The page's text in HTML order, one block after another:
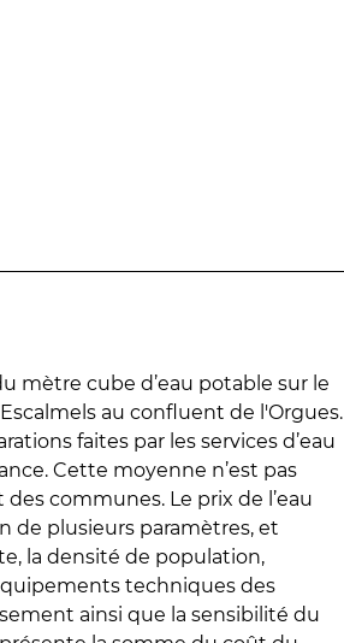
mètre cube d’eau potable sur le
au confluent de l'Orgues.
faites par les services d’eau
Cette moyenne n’est pas
communes. Le prix de l’eau
de plusieurs paramètres, et
la densité de population,
techniques des
ainsi que la sensibilité du